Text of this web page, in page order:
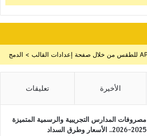
الأخيرة تعليقات
مصروفات المدارس التجريبية والرسمية المتميزة
2025-2026.. الأسعار وطرق السداد